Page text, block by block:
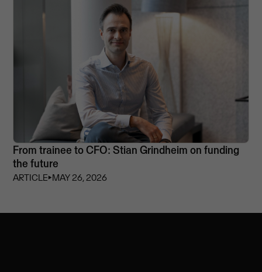
From trainee to CFO: Stian Grindheim on funding
the future
ARTICLE⏵MAY 26, 2026